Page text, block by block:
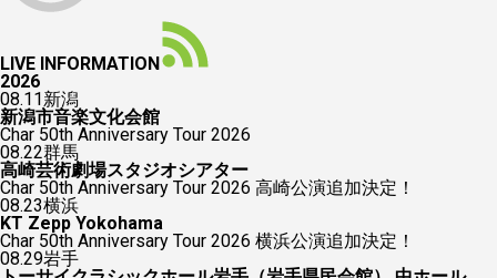
LIVE INFORMATION
2026
08.11新潟
新潟市音楽文化会館
Char 50th Anniversary Tour 2026
08.22群馬
高崎芸術劇場スタジオシアター
Char 50th Anniversary Tour 2026 高崎公演追加決定！
08.23横浜
KT Zepp Yokohama
Char 50th Anniversary Tour 2026 横浜公演追加決定！
08.29岩手